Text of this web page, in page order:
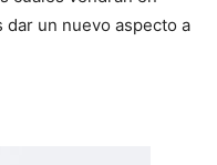
un nuevo aspecto a